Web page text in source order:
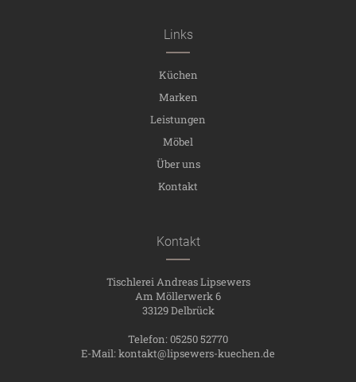
Links
Küchen
Marken
Leistungen
Möbel
Über uns
Kontakt
Kontakt
Tischlerei Andreas Lipsewers
Am Möllerwerk 6
33129 Delbrück
Telefon: 05250 52770
E-Mail: kontakt@lipsewers-kuechen.de